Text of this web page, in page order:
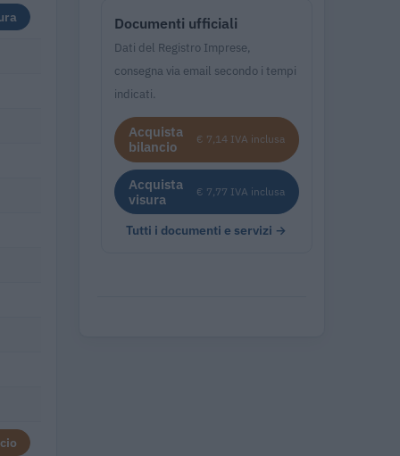
Documenti ufficiali
Dati del Registro Imprese,
consegna via email secondo i tempi
indicati.
Acquista
bilancio
€ 7,14 IVA inclusa
Acquista
visura
€ 7,77 IVA inclusa
Tutti i documenti e servizi →